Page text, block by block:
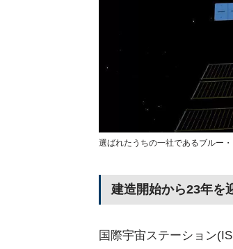
選ばれたうちの一社であるブルー
建造開始から23年を
国際宇宙ステーション